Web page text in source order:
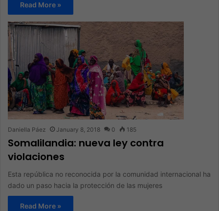
Read More »
Daniella Páez January 8, 2018 0 185
Somalilandia: nueva ley contra
violaciones
Esta república no reconocida por la comunidad internacional ha
dado un paso hacia la protección de las mujeres
Read More »